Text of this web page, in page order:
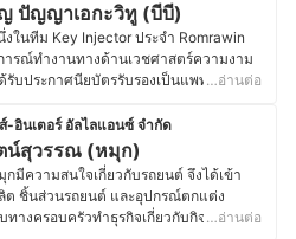
ธสิน ตัณมานะศิริ (ต้า)
โดยเปิดสาขาแรกที่ห้าง Mega บางนา
หลักและดูแลธุรกิจเอง ด้วยความที่เป็นเด็ก
ละเอียด ลงดีเทลมากเป็นพิเศษ โดยเน้น
นค้ามากกว่ากำไรที่จะได้ ให้บริการด้วย
ะจำเป็นจำนวนมาก หลังจากเริ่มทำธุรกิจก็
สินค้ามีความสำคัญที่สุด คุณอู๊ดจึงไป
ประกอบกับประสบการณ์กว่า 10 ปี ที่ได้
าอื่นมาแล้วกว่า 50,000 ชิ้น จึงมีความรู้
นค้าอย่างแท้จริง จนเรียกได้ว่าเป็นผู้
ยากคนนึงของเมืองไทยเลยทีเดียว
ปัญญาเอกะวิทู (บีบี)
ในทีม Key Injector ประจำ Romrawin
รณ์ทำงานทางด้านเวชศาสตร์ความงาม
รับประกาศนียบัตรรับรองเป็นแพทย์ผู้
ะเลเซอร์รูปแบบต่าง ๆ ที่ผ่านการรับรอง
งการ Training ของกลุ่มแพทย์ AMI
และ Lifting Select Merz Thailand อีก
ชี่ยวชาญด้านการควบคุมน้ำหนักด้วย
สริมความงามและผิวพรรณแล้ว คุณหมอ
ตอาสาหลายแห่ง ไม่ว่าจะเป็นอาสาสมัคร
…อ่านต่อ
-อินเตอร์ อัลไลแอนซ์ จำกัด
น์สุวรรณ (หมุก)
มีความสนใจเกี่ยวกับรถยนต์ จึงได้เข้า
ต ชิ้นส่วนรถยนต์ และอุปกรณ์ตกแต่ง
ทางครอบครัวทำธุรกิจเกี่ยวกับกิจการฟอก
…อ่านต่อ